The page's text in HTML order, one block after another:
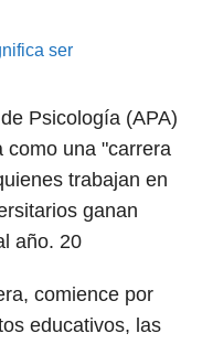
ser
Psicología (APA)
como una "carrera
trabajan en
ganan
año. 20
comience por
educativos, las